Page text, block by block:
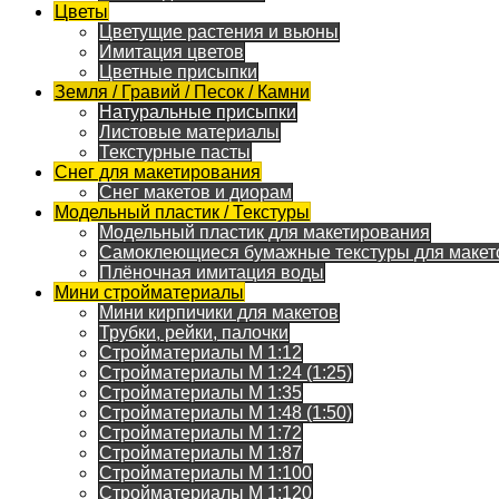
Цветы
Цветущие растения и вьюны
Имитация цветов
Цветные присыпки
Земля / Гравий / Песок / Камни
Натуральные присыпки
Листовые материалы
Текстурные пасты
Снег для макетирования
Снег макетов и диорам
Модельный пластик / Текстуры
Модельный пластик для макетирования
Самоклеющиеся бумажные текстуры для
Плёночная имитация воды
Мини стройматериалы
Мини кирпичики для макетов
Трубки, рейки, палочки
Стройматериалы M 1:12
Стройматериалы M 1:24 (1:25)
Стройматериалы M 1:35
Стройматериалы M 1:48 (1:50)
Стройматериалы M 1:72
Стройматериалы M 1:87
Стройматериалы M 1:100
Стройматериалы M 1:120